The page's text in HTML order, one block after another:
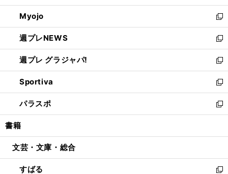
開
く
ウ
で
開
く
ン
ド
ウ
で
開
く
ウ
ィ
ン
ド
ウ
で
開
く
Myojo
新
し
い
ウ
ィ
ン
ド
ウ
で
開
週プレNEWS
新
し
い
ウ
ィ
ン
ド
ウ
開
週プレ グラジャパ!
新
し
い
ウ
ィ
ン
ウ
開
く
Sportiva
新
し
い
ウ
ン
ウ
で
パラスポ
新
し
ウ
ン
ド
書籍
文芸・文庫・総合
すばる
新